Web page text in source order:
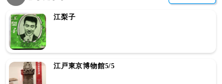
江梨子
江戸東京博物館5/5